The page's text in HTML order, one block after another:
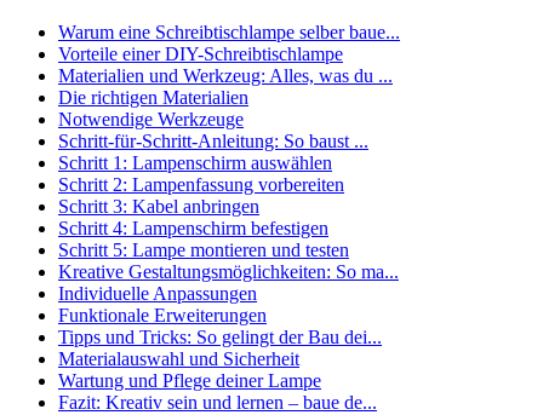
Warum eine Schreibtischlampe selber baue...
Vorteile einer DIY-Schreibtischlampe
Materialien und Werkzeug: Alles, was du ...
Die richtigen Materialien
Notwendige Werkzeuge
Schritt-für-Schritt-Anleitung: So baust ...
Schritt 1: Lampenschirm auswählen
Schritt 2: Lampenfassung vorbereiten
Schritt 3: Kabel anbringen
Schritt 4: Lampenschirm befestigen
Schritt 5: Lampe montieren und testen
Kreative Gestaltungsmöglichkeiten: So ma...
Individuelle Anpassungen
Funktionale Erweiterungen
Tipps und Tricks: So gelingt der Bau dei...
Materialauswahl und Sicherheit
Wartung und Pflege deiner Lampe
Fazit: Kreativ sein und lernen – baue de...